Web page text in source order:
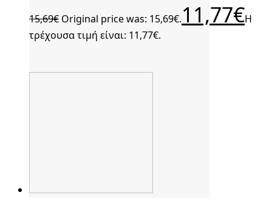
15,69€ Original price was: 15,69€.11,77€Η
τρέχουσα τιμή είναι: 11,77€.